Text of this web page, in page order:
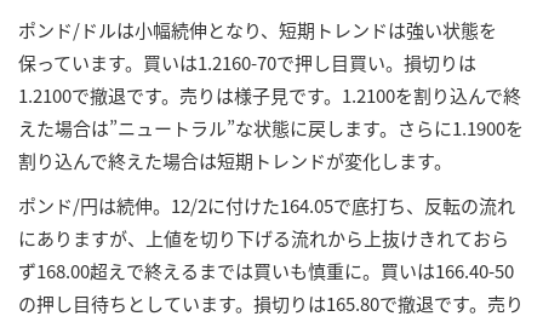
ポンド/ドルは小幅続伸となり、短期トレンドは強い状態を
保っています。買いは1.2160-70で押し目買い。損切りは
1.2100で撤退です。売りは様子見です。1.2100を割り込んで終
えた場合は”ニュートラル”な状態に戻します。さらに1.1900を
割り込んで終えた場合は短期トレンドが変化します。
ポンド/円は続伸。12/2に付けた164.05で底打ち、反転の流れ
にありますが、上値を切り下げる流れから上抜けきれておら
ず168.00超えで終えるまでは買いも慎重に。買いは166.40-50
の押し目待ちとしています。損切りは165.80で撤退です。売り